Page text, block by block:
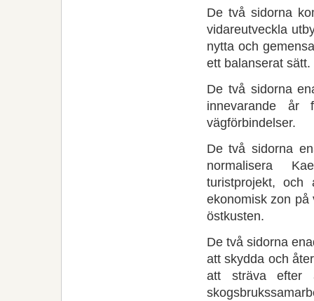
De två sidorna
vidareutveckla
nytta och
ett balanserat sätt.
De två sidorna
innevarande år
vägförbindelser.
De två sidorna
normalisera
turistprojekt,
ekonomisk zon på
östkusten.
De två sidorna
att skydda och
att sträva efter